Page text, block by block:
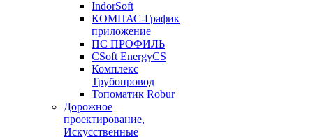
IndorSoft
КОМПАС-График
приложение
ПС ПРОФИЛЬ
CSoft EnergyCS
Комплекс
Трубопровод
Топоматик Robur
Дорожное
проектирование,
Искусственные